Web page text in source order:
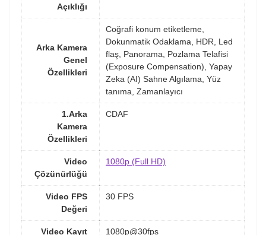
Açıklığı
Arka Kamera
Genel
Özellikleri
Coğrafi konum etiketleme,
Dokunmatik Odaklama, HDR, Led
flaş, Panorama, Pozlama Telafisi
(Exposure Compensation), Yapay
Zeka (AI) Sahne Algılama, Yüz
tanıma, Zamanlayıcı
1.Arka
Kamera
Özellikleri
CDAF
Video
Çözünürlüğü
1080p (Full HD)
Video FPS
Değeri
30 FPS
Video Kayıt
1080p@30fps